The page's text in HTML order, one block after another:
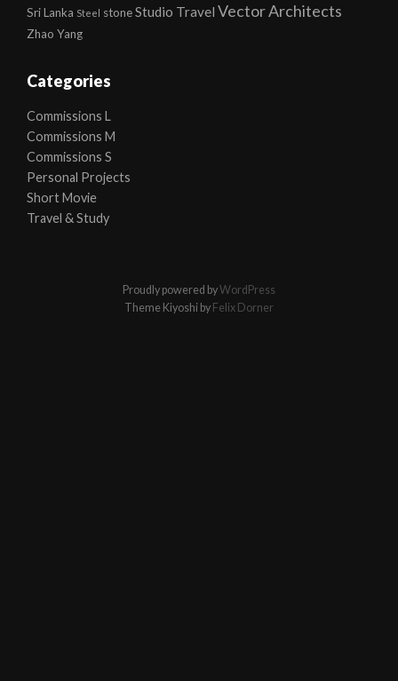
Sri Lanka Steel stoneStudio Travel Vector Architects
Zhao Yang
Categories
Commissions L
Commissions M
Commissions S
Personal Projects
Short Movie
Travel & Study
Proudly powered byWordPress
Theme Kiyoshi by Felix Dorner